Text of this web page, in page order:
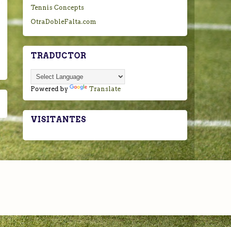
Tennis Concepts
OtraDobleFalta.com
TRADUCTOR
Powered by Translate
VISITANTES